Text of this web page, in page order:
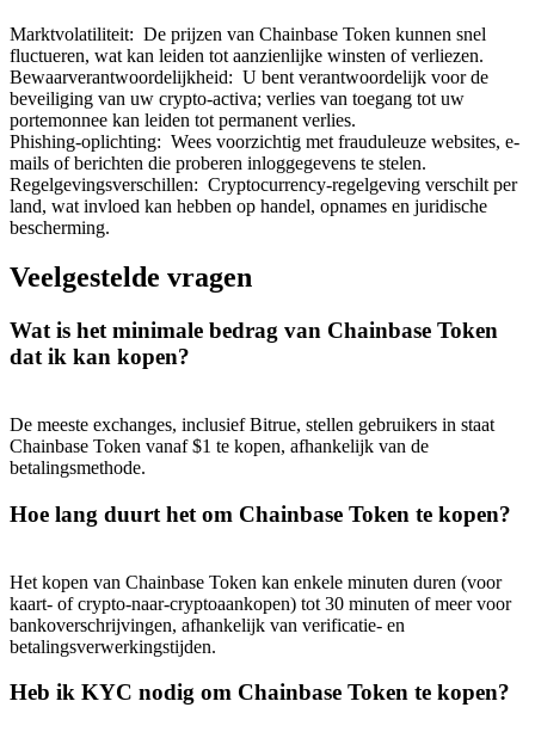
Marktvolatiliteit: De prijzen van Chainbase Token kunnen snel
fluctueren, wat kan leiden tot aanzienlijke winsten of verliezen.
Bewaarverantwoordelijkheid: U bent verantwoordelijk voor de
beveiliging van uw crypto-activa; verlies van toegang tot uw
portemonnee kan leiden tot permanent verlies.
Phishing-oplichting: Wees voorzichtig met frauduleuze websites, e-
mails of berichten die proberen inloggegevens te stelen.
Regelgevingsverschillen: Cryptocurrency-regelgeving verschilt per
land, wat invloed kan hebben op handel, opnames en juridische
bescherming.
Veelgestelde vragen
Wat is het minimale bedrag van Chainbase Token
dat ik kan kopen?
De meeste exchanges, inclusief Bitrue, stellen gebruikers in staat
Chainbase Token vanaf $1 te kopen, afhankelijk van de
betalingsmethode.
Hoe lang duurt het om Chainbase Token te kopen?
Het kopen van Chainbase Token kan enkele minuten duren (voor
kaart- of crypto-naar-cryptoaankopen) tot 30 minuten of meer voor
bankoverschrijvingen, afhankelijk van verificatie- en
betalingsverwerkingstijden.
Heb ik KYC nodig om Chainbase Token te kopen?